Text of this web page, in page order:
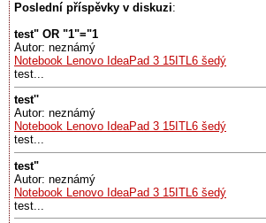
Poslední příspěvky v diskuzi:
test" OR "1"="1
Autor: neznámý
Notebook Lenovo IdeaPad 3 15ITL6 šedý
test...
test''
Autor: neznámý
Notebook Lenovo IdeaPad 3 15ITL6 šedý
test...
test"
Autor: neznámý
Notebook Lenovo IdeaPad 3 15ITL6 šedý
test...